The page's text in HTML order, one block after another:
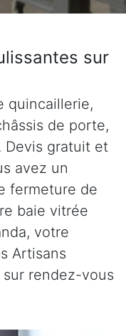
sur
quincaillerie,
de porte,
Devis gratuit et
avez un
fermeture de
baie vitrée
votre
Artisans
rendez-vous